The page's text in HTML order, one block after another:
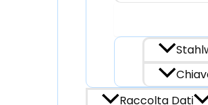
Raccolta Dati